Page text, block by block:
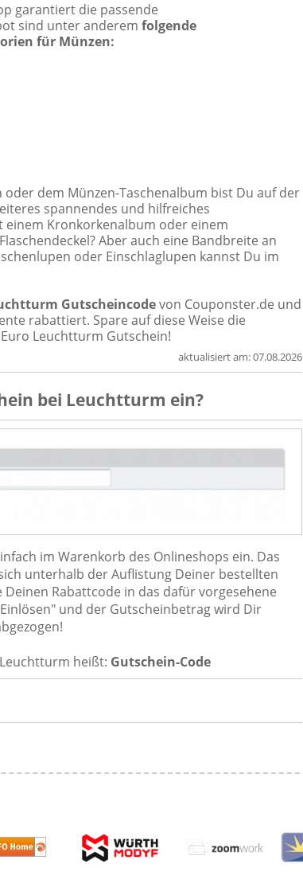
garantiert die passende
sind unter anderem folgende
für Münzen:
dem Münzen-Taschenalbum bist Du auf der
spannendes und hilfreiches
einem Kronkorkenalbum oder einem
Aber auch eine Bandbreite an
oder Einschlaglupen kannst Du im
Gutscheincodevon Couponster.de und
rabattiert. Spare auf diese Weise die
Leuchtturm Gutschein!
aktualisiert am:07.08.2026
bei Leuchtturm ein?
im Warenkorb des Onlineshops ein. Das
unterhalb der Auflistung Deiner bestellten
Rabattcode in das dafür vorgesehene
und der Gutscheinbetrag wird Dir
heißt: Gutschein-Code